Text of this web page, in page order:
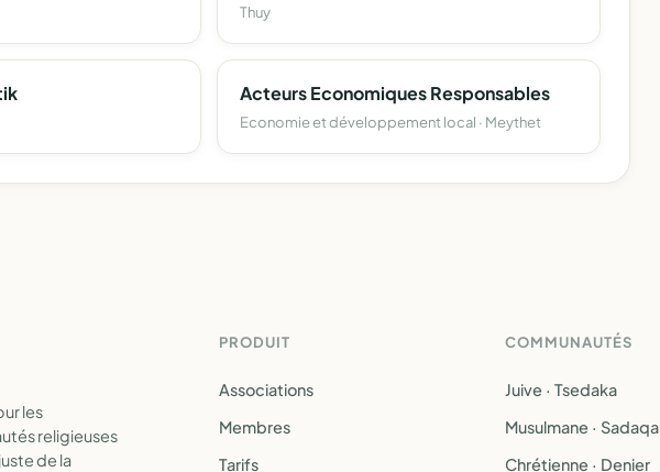
Thuy
Acteurs Economiques Responsables
Economie et développement local · Meythet
les
religieuses
de la
PRODUIT
Associations
Membres
Tarifs
COMMUNAUTÉS
Juive · Tsedaka
Musulmane · Sadaqa
Chrétienne · Denier